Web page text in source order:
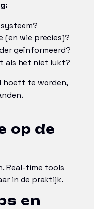
(en wie precies)?
geïnformeerd?
als het niet lukt?
hoeft te worden,
op de
Real-time tools
in de praktijk.
en